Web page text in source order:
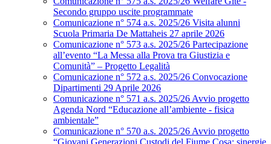
Secondo gruppo uscite programmate
Comunicazione n° 574 a.s. 2025/26 Visita alunni
Scuola Primaria De Mattaheis 27 aprile 2026
Comunicazione n° 573 a.s. 2025/26 Partecipazione
all’evento “La Messa alla Prova tra Giustizia e
Comunità” – Progetto Legalità
Comunicazione n° 572 a.s. 2025/26 Convocazione
Dipartimenti 29 Aprile 2026
Comunicazione n° 571 a.s. 2025/26 Avvio progetto
Agenda Nord “Educazione all’ambiente - fisica
ambientale”
Comunicazione n° 570 a.s. 2025/26 Avvio progetto